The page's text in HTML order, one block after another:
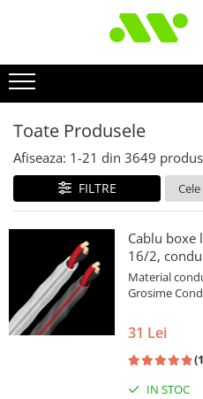
Toate Produsele
Afiseaza: 1-21 din 3649
FILTRE
Cablu boxe
16/2,
Material
Grosime
31 Lei
IN STOC